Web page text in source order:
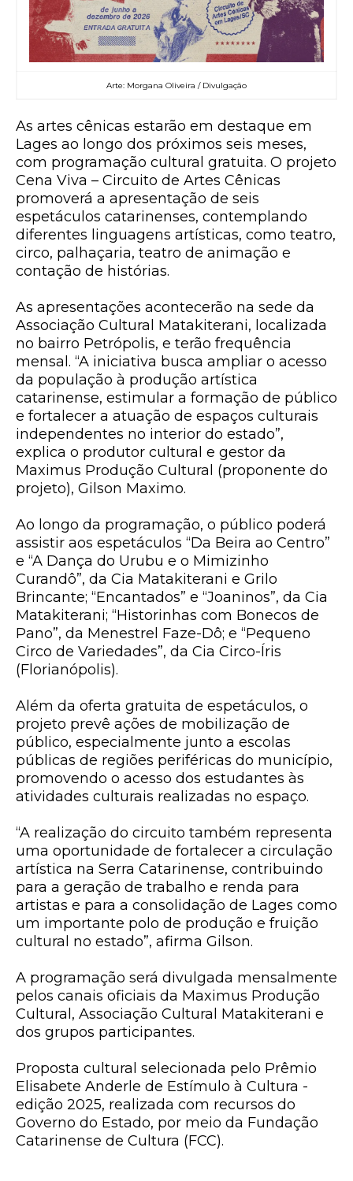
Arte: Morgana Oliveira / Divulgação
As artes cênicas estarão em destaque em
Lages ao longo dos próximos seis meses,
com programação cultural gratuita. O projeto
Cena Viva – Circuito de Artes Cênicas
promoverá a apresentação de seis
espetáculos catarinenses, contemplando
diferentes linguagens artísticas, como teatro,
circo, palhaçaria, teatro de animação e
contação de histórias.
As apresentações acontecerão na sede da
Associação Cultural Matakiterani, localizada
no bairro Petrópolis, e terão frequência
mensal. “A iniciativa busca ampliar o acesso
da população à produção artística
catarinense, estimular a formação de público
e fortalecer a atuação de espaços culturais
independentes no interior do estado”,
explica o produtor cultural e gestor da
Maximus Produção Cultural (proponente do
projeto), Gilson Maximo.
Ao longo da programação, o público poderá
assistir aos espetáculos “Da Beira ao Centro”
e “A Dança do Urubu e o Mimizinho
Curandô”, da Cia Matakiterani e Grilo
Brincante; “Encantados” e “Joaninos”, da Cia
Matakiterani; “Historinhas com Bonecos de
Pano”, da Menestrel Faze-Dô; e “Pequeno
Circo de Variedades”, da Cia Circo-Íris
(Florianópolis).
Além da oferta gratuita de espetáculos, o
projeto prevê ações de mobilização de
público, especialmente junto a escolas
públicas de regiões periféricas do município,
promovendo o acesso dos estudantes às
atividades culturais realizadas no espaço.
“A realização do circuito também representa
uma oportunidade de fortalecer a circulação
artística na Serra Catarinense, contribuindo
para a geração de trabalho e renda para
artistas e para a consolidação de Lages como
um importante polo de produção e fruição
cultural no estado”, afirma Gilson.
A programação será divulgada mensalmente
pelos canais oficiais da Maximus Produção
Cultural, Associação Cultural Matakiterani e
dos grupos participantes.
Proposta cultural selecionada pelo Prêmio
Elisabete Anderle de Estímulo à Cultura -
edição 2025, realizada com recursos do
Governo do Estado, por meio da Fundação
Catarinense de Cultura (FCC).